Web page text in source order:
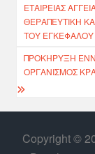
ΕΤΑΙΡΕΊΑΣ
ΘΕΡΑΠΕΥΤΙΚΉ
ΤΟΥ ΕΓΚΕΦΆΛΟΥ
ΠΡΟΚΗΡΥΞΗ
ΟΡΓΑΝΙΣΜΟΣ
Copyright ©